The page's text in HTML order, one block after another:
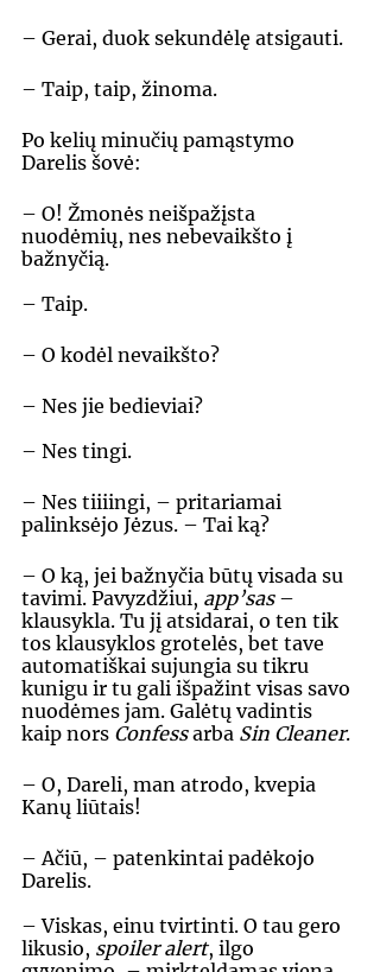
– Gerai, duok sekundėlę atsigauti.
– Taip, taip, žinoma.
Po kelių minučių pamąstymo
Darelis šovė:
– O! Žmonės neišpažįsta
nuodėmių, nes nebevaikšto į
bažnyčią.
– Taip.
– O kodėl nevaikšto?
– Nes jie bedieviai?
– Nes tingi.
– Nes tiiiingi, – pritariamai
palinksėjo Jėzus. – Tai ką?
– O ką, jei bažnyčia būtų visada su
tavimi. Pavyzdžiui, app’sas –
klausykla. Tu jį atsidarai, o ten tik
tos klausyklos grotelės, bet tave
automatiškai sujungia su tikru
kunigu ir tu gali išpažint visas savo
nuodėmes jam. Galėtų vadintis
kaip nors Confess arba Sin Cleaner.
– O, Dareli, man atrodo, kvepia
Kanų liūtais!
– Ačiū, – patenkintai padėkojo
Darelis.
– Viskas, einu tvirtinti. O tau gero
likusio, spoiler alert, ilgo